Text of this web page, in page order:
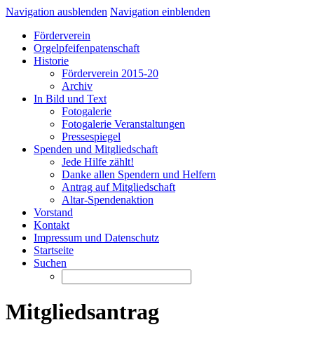
Navigation ausblenden Navigation einblenden
Förderverein
Orgelpfeifenpatenschaft
Historie
Förderverein 2015-20
Archiv
In Bild und Text
Fotogalerie
Fotogalerie Veranstaltungen
Pressespiegel
Spenden und Mitgliedschaft
Jede Hilfe zählt!
Danke allen Spendern und Helfern
Antrag auf Mitgliedschaft
Altar-Spendenaktion
Vorstand
Kontakt
Impressum und Datenschutz
Startseite
Suchen
Mitgliedsantrag